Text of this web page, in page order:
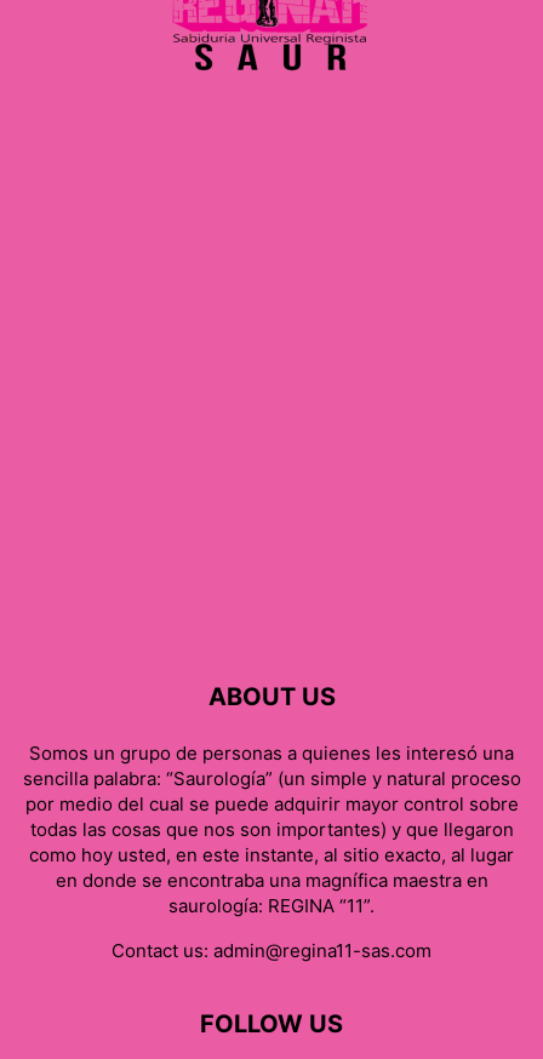
ABOUT US
Somos un grupo de personas a quienes les interesó una
sencilla palabra: “Saurología” (un simple y natural proceso
por medio del cual se puede adquirir mayor control sobre
todas las cosas que nos son importantes) y que llegaron
como hoy usted, en este instante, al sitio exacto, al lugar
en donde se encontraba una magnífica maestra en
saurología: REGINA “11”.
Contact us: admin@regina11-sas.com
FOLLOW US